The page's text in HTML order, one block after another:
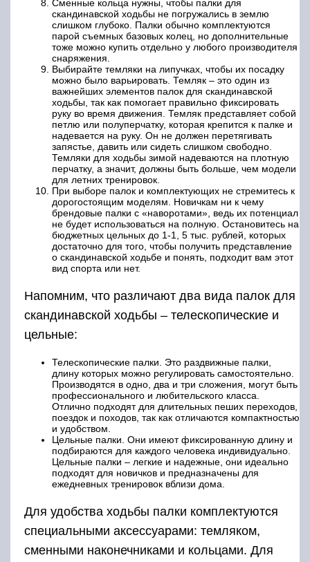
Сменные кольца нужны, чтобы палки для
скандинавской ходьбы не погружались в землю
слишком глубоко. Палки обычно комплектуются
парой съемных базовых колец, но дополнительные
тоже можно купить отдельно у любого производителя
снаряжения.
Выбирайте темляки на липучках, чтобы их посадку
можно было варьировать. Темляк – это один из
важнейших элементов палок для скандинавской
ходьбы, так как помогает правильно фиксировать
руку во время движения. Темляк представляет собой
петлю или полуперчатку, которая крепится к палке и
надевается на руку. Он не должен перетягивать
запястье, давить или сидеть слишком свободно.
Темляки для ходьбы зимой надеваются на плотную
перчатку, а значит, должны быть больше, чем модели
для летних тренировок.
При выборе палок и комплектующих не стремитесь к
дорогостоящим моделям. Новичкам ни к чему
брендовые палки с «наворотами», ведь их потенциал
не будет использоваться на полную. Остановитесь на
бюджетных цельных до 1-1, 5 тыс. рублей, которых
достаточно для того, чтобы получить представление
о скандинавской ходьбе и понять, подходит вам этот
вид спорта или нет.
Напомним, что различают два вида палок для
скандинавской ходьбы – телескопические и
цельные:
Телескопические палки. Это раздвижные палки,
длину которых можно регулировать самостоятельно.
Производятся в одно, два и три сложения, могут быть
профессионального и любительского класса.
Отлично подходят для длительных пеших переходов,
поездок и походов, так как отличаются компактностью
и удобством.
Цельные палки. Они имеют фиксированную длину и
подбираются для каждого человека индивидуально.
Цельные палки – легкие и надежные, они идеально
подходят для новичков и предназначены для
ежедневных тренировок вблизи дома.
Для удобства ходьбы палки комплектуются
специальными аксессуарами: темляком,
сменными наконечниками и кольцами. Для